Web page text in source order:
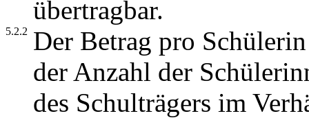
übertragbar.
5.2.2 Der Betrag pro
der Anzahl der
des Schulträgers im